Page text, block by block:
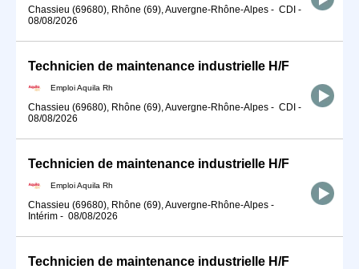
Chassieu (69680), Rhône (69), Auvergne-Rhône-Alpes - CDI -
08/08/2026
Technicien de maintenance industrielle H/F
Emploi Aquila Rh
Chassieu (69680), Rhône (69), Auvergne-Rhône-Alpes - CDI -
08/08/2026
Technicien de maintenance industrielle H/F
Emploi Aquila Rh
Chassieu (69680), Rhône (69), Auvergne-Rhône-Alpes -
Intérim - 08/08/2026
Technicien de maintenance industrielle H/F